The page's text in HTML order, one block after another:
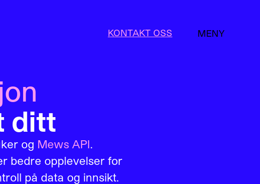
KONTAKT OSS
MENY
ditt
og Mews API.
bedre opplevelser for
på data og innsikt.